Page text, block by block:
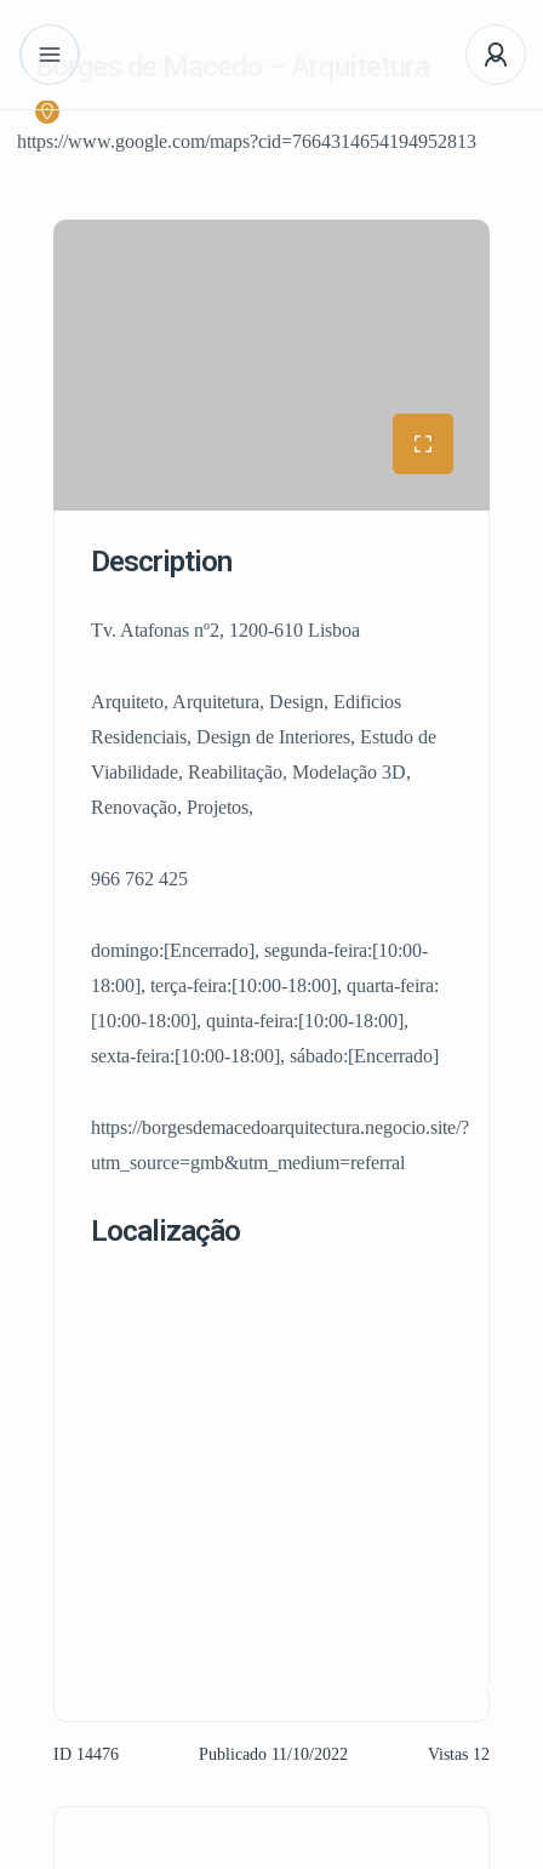
Borges de Macedo – Arquitetura
https://www.google.com/maps?cid=7664314654194952813
Description
Tv. Atafonas nº2, 1200-610 Lisboa
Arquiteto, Arquitetura, Design, Edificios
Residenciais, Design de Interiores, Estudo de
Viabilidade, Reabilitação, Modelação 3D,
Renovação, Projetos,
966 762 425
domingo:[Encerrado], segunda-feira:[10:00-
18:00], terça-feira:[10:00-18:00], quarta-feira:
[10:00-18:00], quinta-feira:[10:00-18:00],
sexta-feira:[10:00-18:00], sábado:[Encerrado]
https://borgesdemacedoarquitectura.negocio.site/?
utm_source=gmb&utm_medium=referral
Localização
ID 14476 Publicado 11/10/2022 Vistas 12